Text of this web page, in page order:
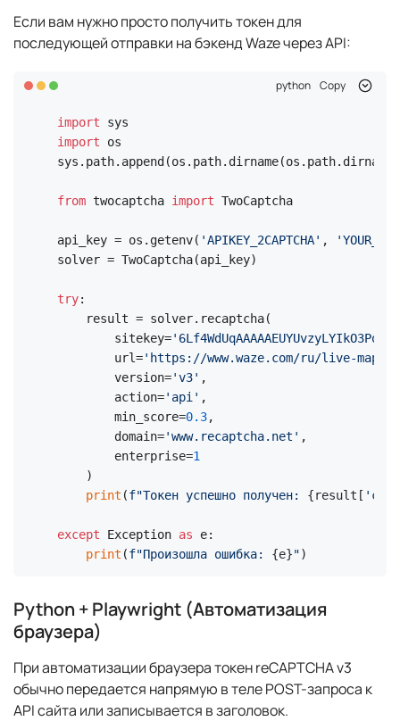
Если вам нужно просто получить токен для
последующей отправки на бэкенд Waze через API:
python Copy
import
import os
from twocaptcha import TwoCaptcha
api_key = os.getenv( 'APIKEY_2CAPTCHA' ,
solver = TwoCaptcha(api_key)
try:
    result = solver.recaptcha(
        sitekey=
        url=
'https://www.waze.com/ru/live-map'
        version=
'v3' ,
        action=
'api' ,
        min_score=
0.3,
        domain=
'www.recaptcha.net' ,
        enterprise=
1
    )
print (f"Токен успешно получен: {result[
except Exception as e:
print (f"Произошла ошибка: {e}")
Python + Playwright (Автоматизация
браузера)
При автоматизации браузера токен reCAPTCHA v3
обычно передается напрямую в теле POST-запроса к
API сайта или записывается в заголовок.